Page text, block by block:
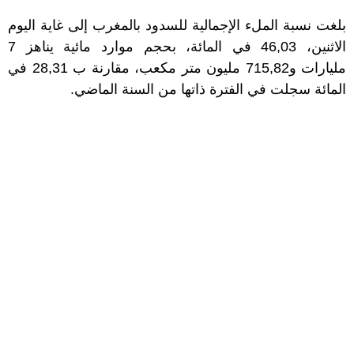
بلغت نسبة الملء الإجمالية للسدود بالمغرب إلى غاية اليوم
الاثنين، 46,03 في المائة، بحجم موارد مائية يناهز 7
مليارات و715,82 مليون متر مكعب، مقارنة ب 28,31 في
المائة سجلت في الفترة ذاتها من السنة الماضي.